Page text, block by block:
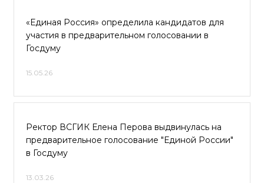
«Единая Россия» определила кандидатов для
участия в предварительном голосовании в
Госдуму
15.05.26
Ректор ВСГИК Елена Перова выдвинулась на
предварительное голосование "Единой России"
в Госдуму
13.03.26